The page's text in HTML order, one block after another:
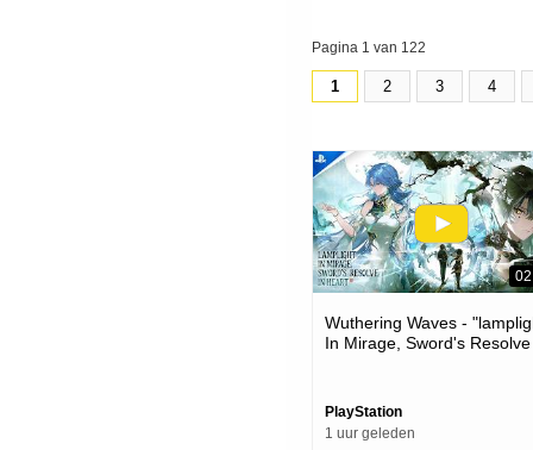
Pagina 1 van 122
1 2 3 4
Wuthering Waves -
In Mirage, Sword's
PlayStation
1 uur geleden